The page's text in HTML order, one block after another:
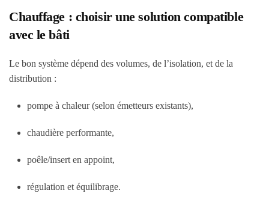
Chauffage : choisir une solution compatible
avec le bâti
Le bon système dépend des volumes, de l’isolation, et de la
distribution :
pompe à chaleur (selon émetteurs existants),
chaudière performante,
poêle/insert en appoint,
régulation et équilibrage.